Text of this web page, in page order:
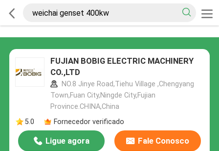
FUJIAN BOBIG ELECTRIC MACHINERY
CO.,LTD
NO.8 Jinye Road,Tiehu Village ,Chengyang
Town,Fuan City,Ningde City,Fujian
Province.CHINA,China
5.0
Fornecedor verificado
Ligue agora Fale Conosco